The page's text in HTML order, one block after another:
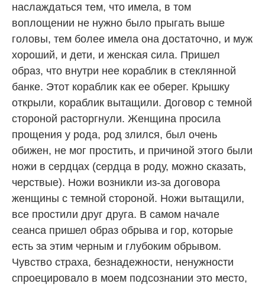
наслаждаться тем, что имела, в том
воплощении не нужно было прыгать выше
головы, тем более имела она достаточно, и муж
хороший, и дети, и женская сила. Пришел
образ, что внутри нее кораблик в стеклянной
банке. Этот кораблик как ее оберег. Крышку
открыли, кораблик вытащили. Договор с темной
стороной расторгнули. Женщина просила
прощения у рода, род злился, был очень
обижен, не мог простить, и причиной этого были
ножи в сердцах (сердца в роду, можно сказать,
черствые). Ножи возникли из-за договора
женщины с темной стороной. Ножи вытащили,
все простили друг друга. В самом начале
сеанса пришел образ обрыва и гор, которые
есть за этим черным и глубоким обрывом.
Чувство страха, безнадежности, ненужности
спроецировало в моем подсознании это место,